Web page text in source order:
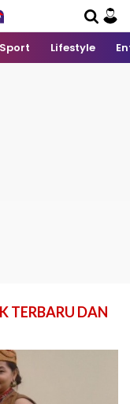
Sport Lifestyle
TERBARU DAN